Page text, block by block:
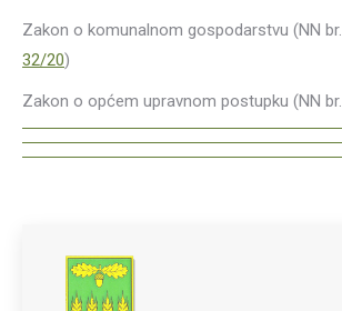
Zakon o komunalnom gospodarstvu (NN br.
32/20)
Zakon o općem upravnom postupku (NN br.